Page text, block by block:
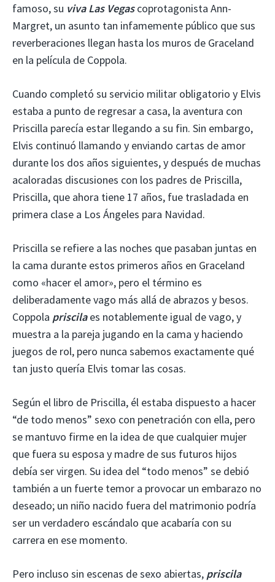
famoso, su viva Las Vegascoprotagonista Ann-
Margret, un asunto tan infamemente público que sus
reverberaciones llegan hasta los muros de Graceland
en la película de Coppola.
Cuando completó su servicio militar obligatorio y Elvis
estaba a punto de regresar a casa, la aventura con
Priscilla parecía estar llegando a su fin. Sin embargo,
Elvis continuó llamando y enviando cartas de amor
durante los dos años siguientes, y después de muchas
acaloradas discusiones con los padres de Priscilla,
Priscilla, que ahora tiene 17 años, fue trasladada en
primera clase a Los Ángeles para Navidad.
Priscilla se refiere a las noches que pasaban juntas en
la cama durante estos primeros años en Graceland
como «hacer el amor», pero el término es
deliberadamente vago más allá de abrazos y besos.
Coppola priscilaes notablemente igual de vago, y
muestra a la pareja jugando en la cama y haciendo
juegos de rol, pero nunca sabemos exactamente qué
tan justo quería Elvis tomar las cosas.
Según el libro de Priscilla, él estaba dispuesto a hacer
“de todo menos” sexo con penetración con ella, pero
se mantuvo firme en la idea de que cualquier mujer
que fuera su esposa y madre de sus futuros hijos
debía ser virgen. Su idea del “todo menos” se debió
también a un fuerte temor a provocar un embarazo no
deseado; un niño nacido fuera del matrimonio podría
ser un verdadero escándalo que acabaría con su
carrera en ese momento.
Pero incluso sin escenas de sexo abiertas, priscila